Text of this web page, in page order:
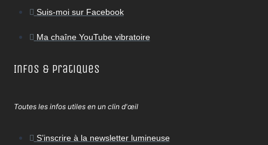
Suis-moi sur Facebook
Ma chaîne YouTube vibratoire
Infos & Pratiques
Toutes les infos utiles en un clin d'œil
S’inscrire à la newsletter lumineuse